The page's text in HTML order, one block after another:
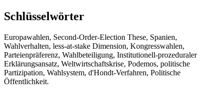
Schlüsselwörter
Europawahlen, Second-Order-Election These, Spanien,
Wahlverhalten, less-at-stake Dimension, Kongresswahlen,
Parteienpräferenz, Wahlbeteiligung, Institutionell-prozeduraler
Erklärungsansatz, Weltwirtschaftskrise, Podemos, politische
Partizipation, Wahlsystem, d'Hondt-Verfahren, Politische
Öffentlichkeit.